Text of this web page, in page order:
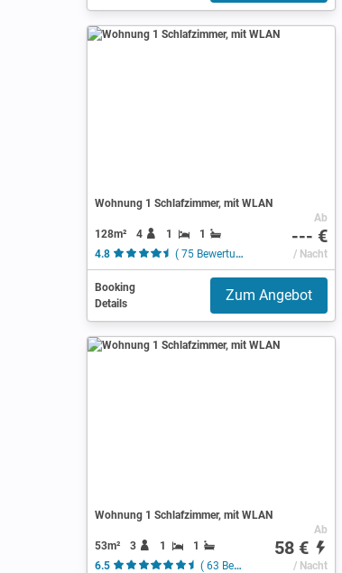
Wohnung 1 Schlafzimmer, mit WLAN
128m² 4 1
1
4.8
( 75 Bewertungen )
Ab
--- €
/ Nacht
Booking
Details
Zum Angebot
Wohnung 1 Schlafzimmer, mit WLAN
53m² 3 1
1
6.5
( 63 Bewertungen )
Ab
58 €
/ Nacht